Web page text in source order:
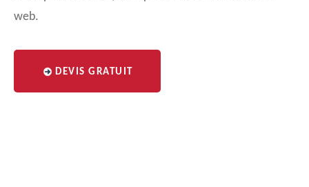
web.
DEVIS GRATUIT